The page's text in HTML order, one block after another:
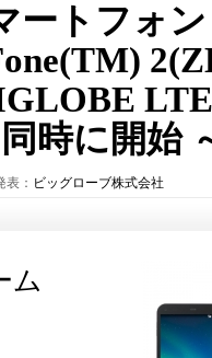
ートフォン
時に開始
表： ビッグローブ株式会社
ム